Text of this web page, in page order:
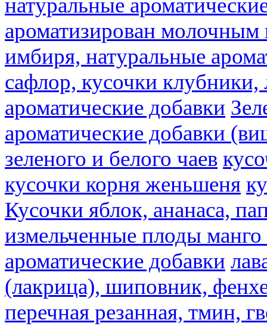
натуральные
ароматизирован молочным
имбиря, натуральные
сафлор, кусочки
ароматические добавки
ароматические добавки
зеленого и белого чаев
кусочки корня женьшеня
Кусочки яблок, ананаса,
измельченные плоды
ароматические добавки
(лакрица), шиповник,
перечная резанная, тмин,